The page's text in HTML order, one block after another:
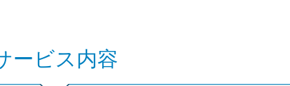
ービス内容